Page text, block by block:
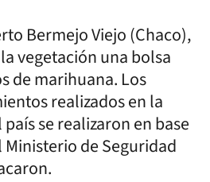
Bermejo Viejo (Chaco),
vegetación una bolsa
de marihuana. Los
realizados en la
se realizaron en base
de Seguridad